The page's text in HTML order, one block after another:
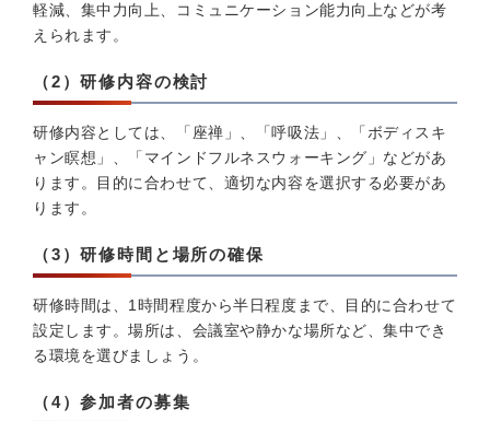
軽減、集中力向上、コミュニケーション能力向上などが考
えられます。
（2）研修内容の検討
研修内容としては、「座禅」、「呼吸法」、「ボディスキ
ャン瞑想」、「マインドフルネスウォーキング」などがあ
ります。目的に合わせて、適切な内容を選択する必要があ
ります。
（3）研修時間と場所の確保
研修時間は、1時間程度から半日程度まで、目的に合わせて
設定します。場所は、会議室や静かな場所など、集中でき
る環境を選びましょう。
（4）参加者の募集